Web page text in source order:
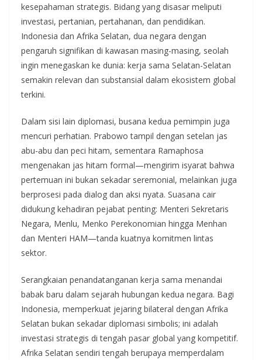
kesepahaman strategis. Bidang yang disasar meliputi
investasi, pertanian, pertahanan, dan pendidikan.
Indonesia dan Afrika Selatan, dua negara dengan
pengaruh signifikan di kawasan masing-masing, seolah
ingin menegaskan ke dunia: kerja sama Selatan-Selatan
semakin relevan dan substansial dalam ekosistem global
terkini.
Dalam sisi lain diplomasi, busana kedua pemimpin juga
mencuri perhatian. Prabowo tampil dengan setelan jas
abu-abu dan peci hitam, sementara Ramaphosa
mengenakan jas hitam formal—mengirim isyarat bahwa
pertemuan ini bukan sekadar seremonial, melainkan juga
berprosesi pada dialog dan aksi nyata. Suasana cair
didukung kehadiran pejabat penting: Menteri Sekretaris
Negara, Menlu, Menko Perekonomian hingga Menhan
dan Menteri HAM—tanda kuatnya komitmen lintas
sektor.
Serangkaian penandatanganan kerja sama menandai
babak baru dalam sejarah hubungan kedua negara. Bagi
Indonesia, memperkuat jejaring bilateral dengan Afrika
Selatan bukan sekadar diplomasi simbolis; ini adalah
investasi strategis di tengah pasar global yang kompetitif.
Afrika Selatan sendiri tengah berupaya memperdalam